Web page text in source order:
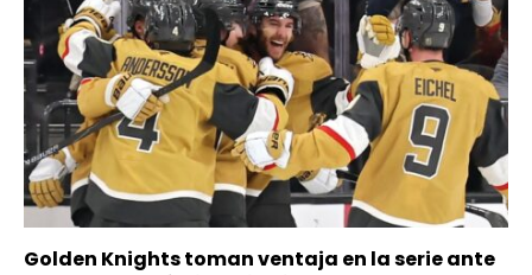
Golden Knights toman ventaja en la serie ante